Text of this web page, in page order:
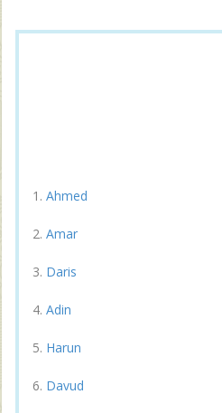
Ahmed
Amar
Daris
Adin
Harun
Davud